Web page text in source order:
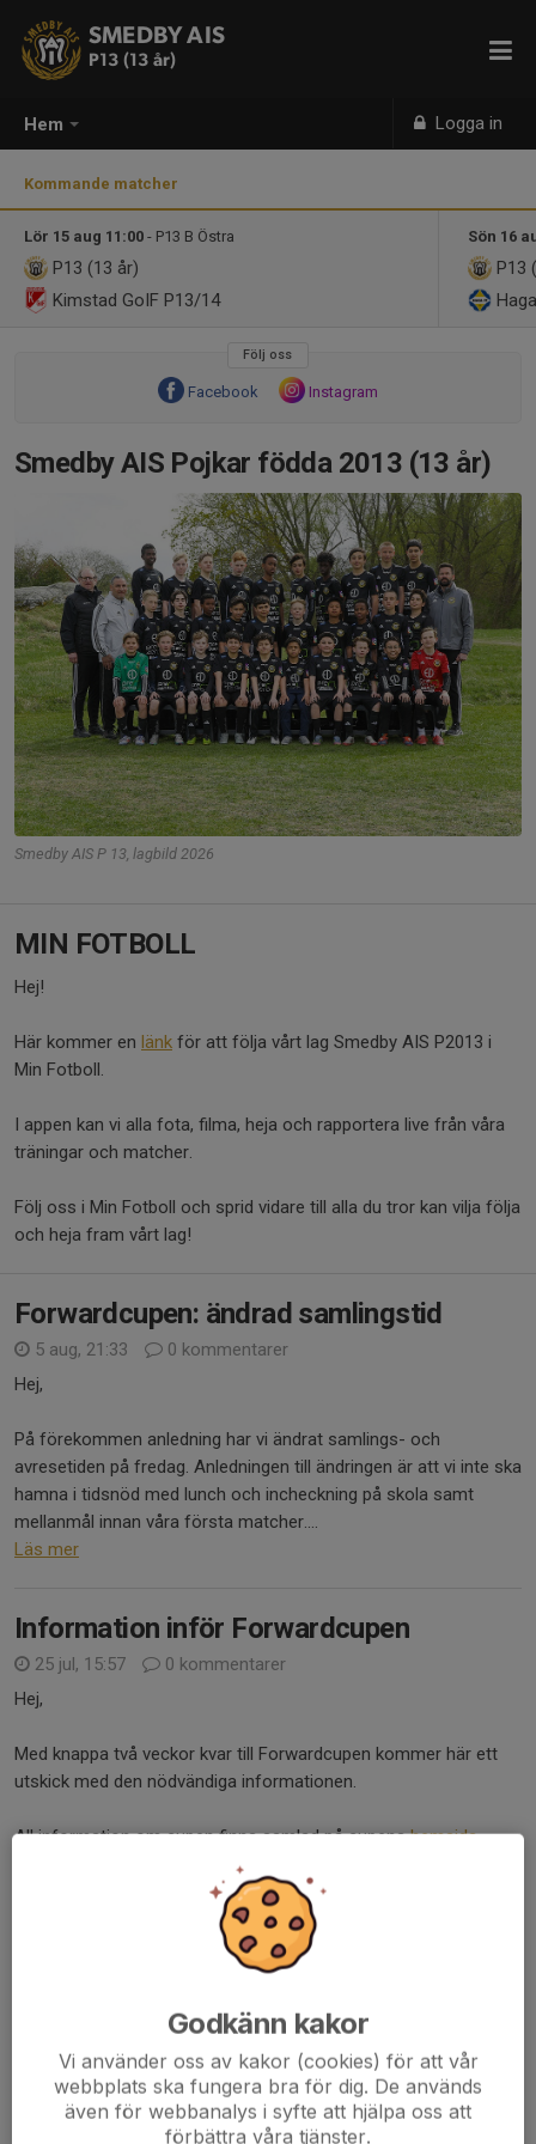
Hem Logga in
SMEDBY AIS
P13 (13 år)
Kommande matcher
Lör 15 aug 11:00 - P13 B Östra
P13 (13 år)
Kimstad GoIF P13/14
Sön 16
P13
Följ oss
Facebook Instagram
Smedby AIS Pojkar födda 2013 (13 år)
Smedby AIS P 13, lagbild 2026
MIN FOTBOLL
Hej!
Här kommer en länk för att följa vårt lag Smedby AIS P2013 i
Min Fotboll.
I appen kan vi alla fota, filma, heja och rapportera live från våra
träningar och matcher.
Följ oss i Min Fotboll och sprid vidare till alla du tror kan vilja följa
och heja fram vårt lag!
Forwardcupen: ändrad samlingstid
5 aug, 21:33
0 kommentarer
Hej,
På förekommen anledning har vi ändrat samlings- och
avresetiden på fredag. Anledningen till ändringen är att vi inte ska
hamna i tidsnöd med lunch och incheckning på skola samt
mellanmål innan våra första matcher....
Läs mer
Information inför Forwardcupen
25 jul, 15:57
0 kommentarer
Hej,
Med knappa två veckor kvar till Forwardcupen kommer här ett
utskick med den nödvändiga informationen.
All information om cupen finns samlad på cupenshemsida.
Vi samlas på PreZero Arena fredag den 7 augusti 2026 kl....
Vårsäsongens sista träning
16 jun, 16:20
0 kommentarer
Godkänn kakor
Vi använder oss av kakor (cookies) för att vår
webbplats ska fungera bra för dig. De används
även för webbanalys i syfte att hjälpa oss att
förbättra våra tjänster.